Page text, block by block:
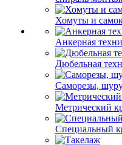
Хомуты и
Анкерная
Дюбельная
Саморезы,
Метрический
Специальный